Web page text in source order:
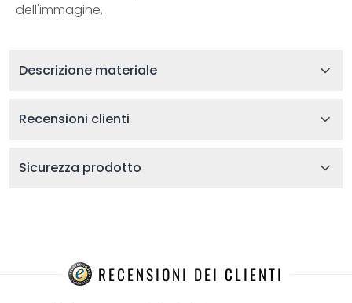
dell'immagine.
Descrizione materiale
Recensioni clienti
Sicurezza prodotto
RECENSIONI DEI CLIENTI